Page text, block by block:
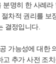
명히 한 사례라
차적 권리를 보
결정입니다.
가능성에 대한
추가 사전 조